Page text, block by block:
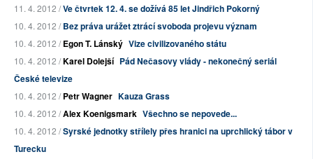
11. 4. 2012 /Ve čtvrtek 12. 4. se dožívá 85 let Jindřich Pokorný
10. 4. 2012 /Bez práva urážet ztrácí svoboda projevu význam
10. 4. 2012 /Egon T. Lánský Vize civilizovaného státu
10. 4. 2012 /Karel Dolejší Pád Nečasovy vlády - nekonečný seriál
České televize
10. 4. 2012 /Petr Wagner Kauza Grass
10. 4. 2012 /Alex Koenigsmark Všechno se nepovede...
10. 4. 2012 /Syrské jednotky střílely přes hranici na uprchlický tábor v
Turecku